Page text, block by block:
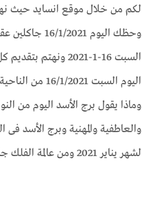
لكم من خلال موقع انسايد حيث
وحظك اليوم 16/1/
السبت 16-1-2021
اليوم السبت 16/
وماذا يقول برج الأسد اليوم من
والعاطفية والمهنية وبرج الأسد فى
لشهر يناير 2021 ومن عالمة الفلك جاكلين عقيقي